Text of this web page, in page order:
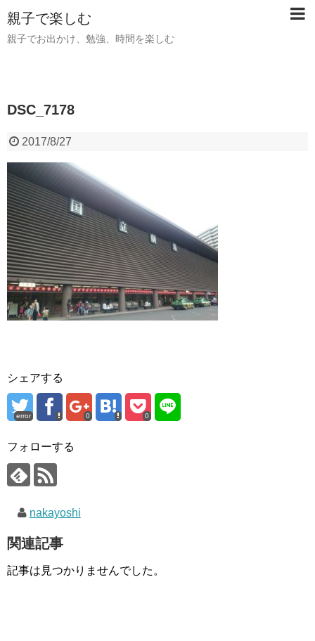
親子で楽しむ
親子でお出かけ、勉強、時間を楽しむ
DSC_7178
2017/8/27
シェアする
error 0 0
フォローする
nakayoshi
関連記事
記事は見つかりませんでした。